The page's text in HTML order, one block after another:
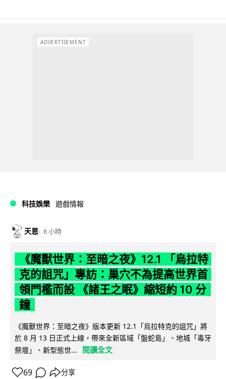
ADVERTISEMENT
科技娛樂 遊戲情報
天恩 6 小時
《魔獸世界：至暗之夜》12.1 「烏拉特
克的詛咒」專訪：巢穴不為提高世界首
領門檻而設 《諸王之眠》縮短約 10 分
鐘
《魔獸世界：至暗之夜》版本更新 12.1「烏拉特克的詛咒」將
於 8 月 13 日正式上線，帶來全新區域「盤蛇島」、地城「毒牙
祭壇」、新型態世...
閱讀全文
69 分享